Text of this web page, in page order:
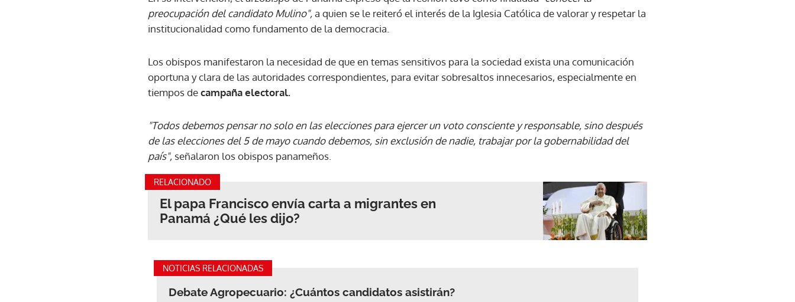
ACEPTAR
preocupación del candidato Mulino",a quien se le reiteró el interés de la Iglesia Católica de valorar y respetar la
institucionalidad como fundamento de la democracia.
Los obispos manifestaron la necesidad de que en temas sensitivos para la sociedad exista una comunicación
oportuna y clara de las autoridades correspondientes, para evitar sobresaltos innecesarios, especialmente en
tiempos decampaña electoral.
"Todos debemos pensar no solo en las elecciones para ejercer un voto consciente y responsable, sino después
de las elecciones del 5 de mayo cuando debemos, sin exclusión de nadie, trabajar por la gobernabilidad del
país", señalaron los obispos panameños.
RELACIONADO
El papa Francisco envía carta a migrantes en
Panamá ¿Qué les dijo?
NOTICIAS RELACIONADAS
Debate Agropecuario: ¿Cuántos candidatos asistirán?